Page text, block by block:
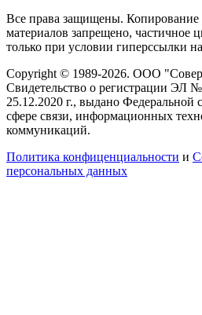
Все права защищены. Копирование
материалов запрещено, частичное
только при условии гиперссылки
Copyright © 1989-2026. ООО
Свидетельство о регистрации ЭЛ
25.12.2020 г., выдано Федеральной
сфере связи, информационных
коммуникаций.
Политика конфиценциальности и
персональных данных